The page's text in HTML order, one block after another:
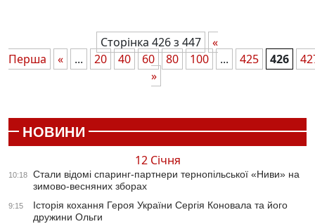
Сторінка 426 з 447
«
Перша
« ... 20 40 60 80 100 ... 425 426
»
НОВИНИ
12 Січня
10:18
Стали відомі спаринг-партнери тернопільської «Ниви» на
зимово-весняних зборах
9:15
Історія кохання Героя України Сергія Коновала та його
дружини Ольги